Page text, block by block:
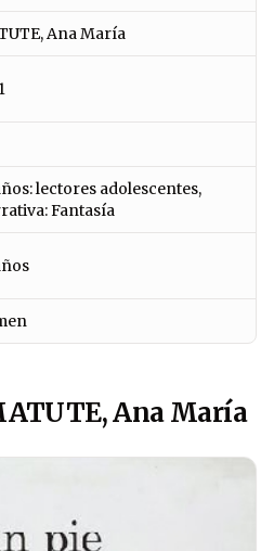
Ana María
lectores adolescentes,
Fantasía
Ana María